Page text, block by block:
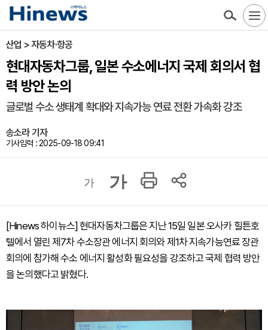
산업 > 자동차·항공
현대자동차그룹, 일본 수소에너지 국제 회의서 협
력 방안 논의
글로벌 수소 생태계 확대와 지속가능 연료 전환 가속화 강조
송소라 기자
기사입력 : 2025-09-18 09:41
가 가
[Hinews 하이뉴스] 현대자동차그룹은 지난 15일 일본 오사카 힐튼호
텔에서 열린 제7차 수소장관 에너지 회의와 제1차 지속가능연료 장관
회의에 참가해 수소 에너지 활성화 필요성을 강조하고 국제 협력 방안
을 논의했다고 밝혔다.